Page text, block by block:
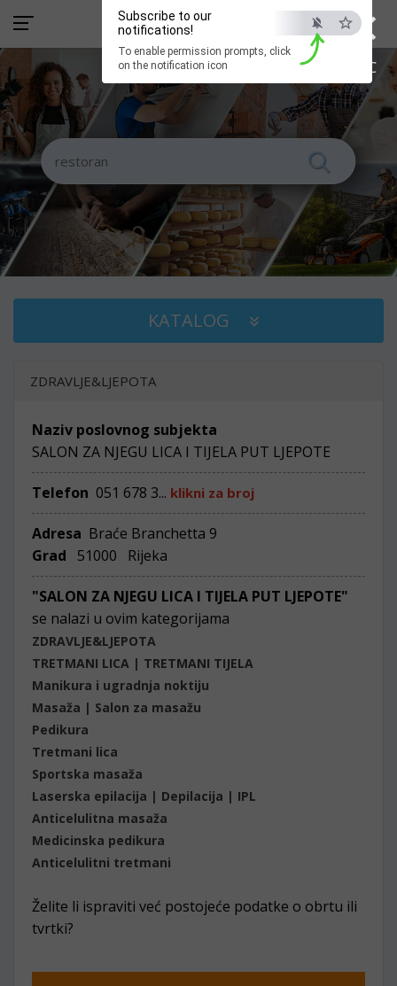
×
ESC
Subscribe to our
notifications!
To enable permission prompts, click
on the notification icon
KATALOG
ZDRAVLJE&LJEPOTA
Naziv poslovnog subjekta
SALON ZA NJEGU LICA I TIJELA PUT LJEPOTE
Telefon 051 678 3... klikni za broj
Adresa Braće Branchetta 9
Grad
51000 Rijeka
"SALON ZA NJEGU LICA I TIJELA PUT LJEPOTE"
se nalazi u ovim kategorijama
ZDRAVLJE&LJEPOTA
TRETMANI LICA | TRETMANI TIJELA
Manikura i ugradnja noktiju
Masaža | Salon za masažu
Pedikura
Tretmani lica
Sportska masaža
Laserska epilacija | Depilacija | IPL
Anticelulitna masaža
Medicinska pedikura
Anticelulitni tretmani
Želite li ispraviti već postojeće podatke o obrtu ili
tvrtki?